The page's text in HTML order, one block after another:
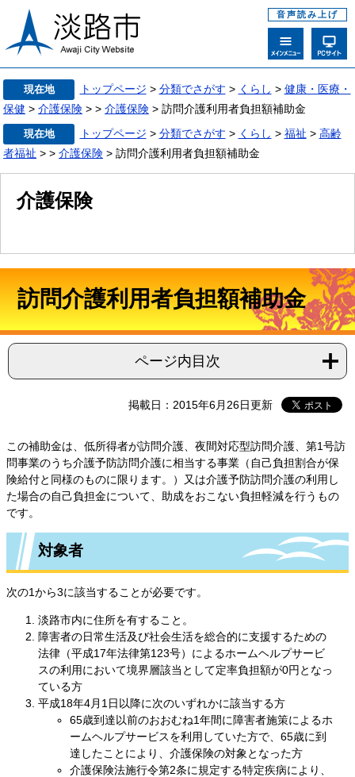
音声読み上げ
現在地 トップページ > 分類でさがす > くらし > 健康・医療・
保健 > 介護保険 > > 介護保険 > 訪問介護利用者負担額補助金
現在地 トップページ > 分類でさがす > くらし > 福祉 > 高齢
者福祉 > > 介護保険 > 訪問介護利用者負担額補助金
介護保険
訪問介護利用者負担額補助金
ページ内目次
掲載日：2015年6月26日更新
この補助金は、低所得者が訪問介護、夜間対応型訪問介護、第1号訪
問事業のうち介護予防訪問介護に相当する事業（自己負担割合が保
険給付と同様のものに限ります。）又は介護予防訪問介護の利用し
た場合の自己負担金について、助成をおこない負担軽減を行うもの
です。
対象者
次の1から3に該当することが必要です。
淡路市内に住所を有すること。
障害者の日常生活及び社会生活を総合的に支援するための
法律（平成17年法律第123号）によるホームヘルプサービ
スの利用において境界層該当として定率負担額が0円となっ
ている方
平成18年4月1日以降に次のいずれかに該当する方
65歳到達以前のおおむね1年間に障害者施策によるホ
ームヘルプサービスを利用していた方で、65歳に到
達したことにより、介護保険の対象となった方
介護保険法施行令第2条に規定する特定疾病により、